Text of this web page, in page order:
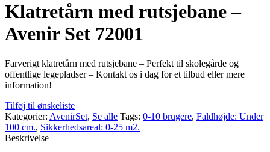
Klatretårn med rutsjebane –
Avenir Set 72001
Farverigt klatretårn med rutsjebane – Perfekt til skolegårde og
offentlige legepladser – Kontakt os i dag for et tilbud eller mere
information!
Tilføj til ønskeliste
Kategorier: AvenirSet, Se alle Tags: 0-10 brugere, Faldhøjde: Under
100 cm., Sikkerhedsareal: 0-25 m2.
Beskrivelse